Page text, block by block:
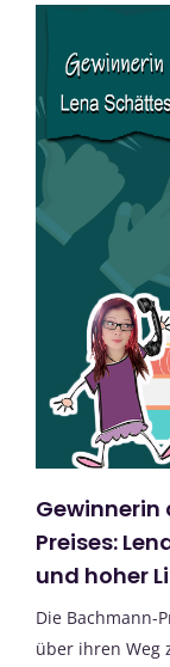
Preises:
und hoher
Die Bachmann-
über ihren Weg